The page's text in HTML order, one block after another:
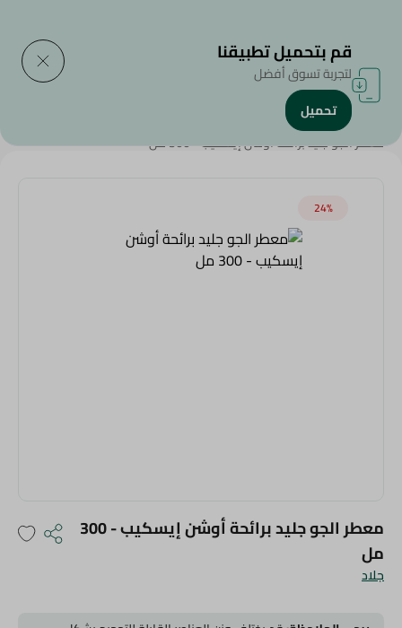
الرئيسية/المنظفات
معطر الجو جليد برائحة أوشن إيسكيب - 300 مل
24‎%‎
جلاد
معطر الجو جليد برائحة أوشن إيسكيب - 300
مل
قم بتحميل تطبيقنا
لتجربة تسوق أفضل
تحميل